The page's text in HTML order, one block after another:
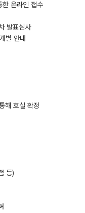
온라인 접수
발표심사
별 안내
해 호실 확정
등)